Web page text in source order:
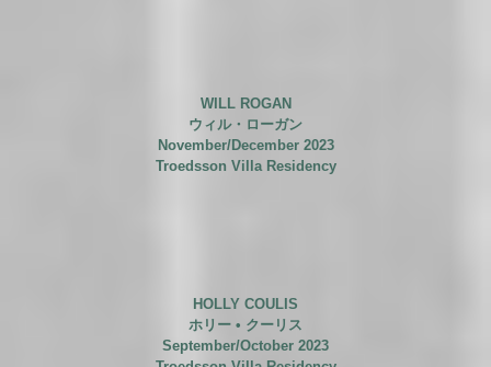
WILL ROGAN
ウィル・ローガン
November/December 2023
Troedsson Villa Residency
HOLLY COULIS
ホリー • クーリス
September/October 2023